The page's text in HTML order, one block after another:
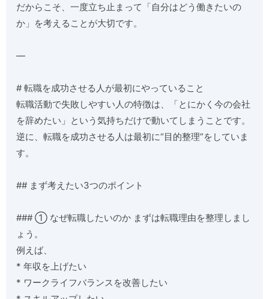
だからこそ、一度立ち止まって「自分はどう働きたいの
か」を考えることが大切です。
—
# 転職を成功させる人が最初にやっていること
転職活動で失敗しやすい人の特徴は、「とにかく今の会社
を辞めたい」という気持ちだけで動いてしまうことです。
逆に、転職を成功させる人は最初に“目的整理”をしていま
す。
## まず考えたい3つのポイント
### ① なぜ転職したいのか まずは転職理由を整理しまし
ょう。
例えば、
* 年収を上げたい
* ワークライフバランスを改善したい